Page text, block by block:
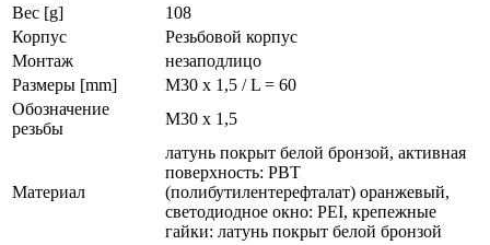
Вес [g]
108
Корпус
Резьбовой корпус
Монтаж
незаподлицо
Размеры [mm]
M30 x 1,5 / L = 60
Обозначение
резьбы
M30 x 1,5
Материал
латунь покрыт белой бронзой, активная
поверхность: PBT
(полибутилентерефталат) оранжевый,
светодиодное окно: PEI, крепежные
гайки: латунь покрыт белой бронзой